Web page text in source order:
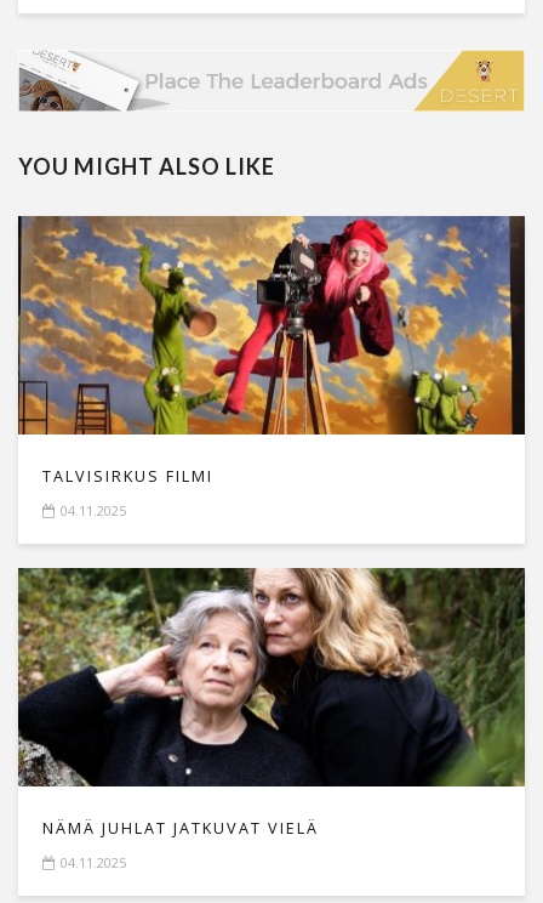
YOU MIGHT ALSO LIKE
TALVISIRKUS FILMI
04.11.2025
NÄMÄ JUHLAT JATKUVAT VIELÄ
04.11.2025